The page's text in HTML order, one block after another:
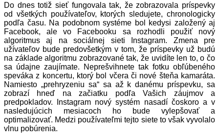
Do dnes totiž sieť fungovala tak, že zobrazovala príspevky
od všetkých používateľov, ktorých sledujete, chronologicky
podľa času. Na podobnom systéme bol kedysi založený aj
Facebook, ale vo Facebooku sa rozhodli použiť nový
algoritmus aj na sociálnej sieti Instagram. Zmena pre
užívateľov bude predovšetkým v tom, že príspevky už budú
na základe algoritmu zobrazované tak, že uvidíte len to, o čo
sa údajne zaujímate. Neprešvihnete tak fotku obľúbeného
speváka z koncertu, ktorý bol včera či nové šteňa kamaráta.
Namiesto „prehryzeniu sa“ sa až k danému príspevku, sa
zobrazí hneď na začiatku podľa Vašich záujmov a
predpokladov. Instagram nový systém nasadí čoskoro a v
nasledujúcich mesiacoch ho bude vylepšovať a
optimalizovať. Medzi používateľmi tejto siete to však vyvolalo
vlnu pobúrenia.